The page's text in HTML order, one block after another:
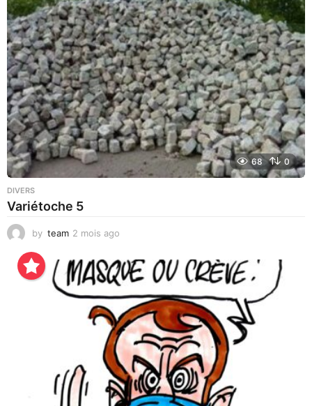
e
s
a
g
o
68 0
DIVERS
Variétoche 5
by team 2 mois ago
e
m
a
i
n
e
s
g
o